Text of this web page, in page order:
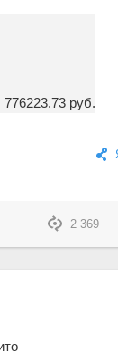
776223.73 руб.
2 369